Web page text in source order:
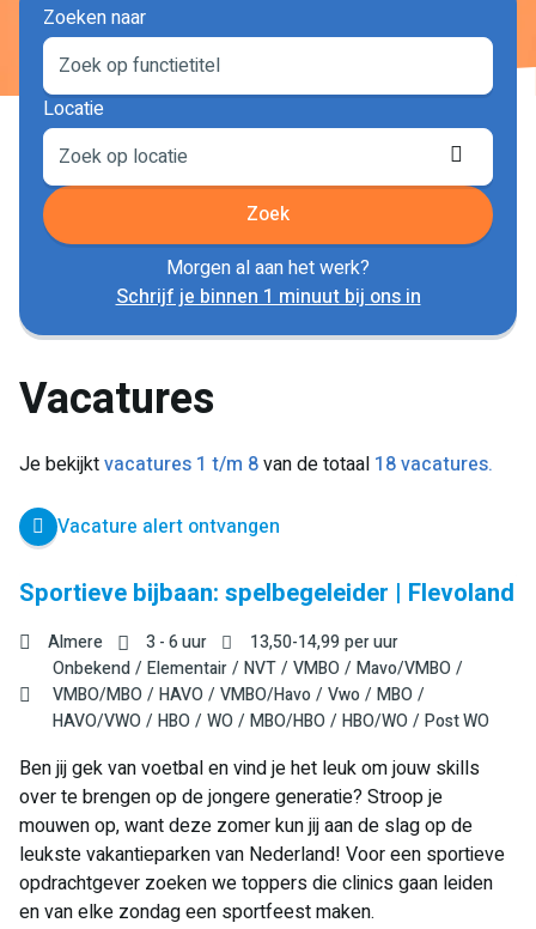
Zoeken naar
Locatie
Zoek
Morgen al aan het werk?
Schrijf je binnen 1 minuut bij ons in
Vacatures
Je bekijktvacatures 1 t/m 8van de totaal 18 vacatures.
Vacature alert ontvangen
Sportieve bijbaan: spelbegeleider | Flevoland
Almere 3 - 6 uur 13,50-14,99per uur
Onbekend
Elementair NVT VMBO
Mavo/VMBO
VMBO/MBO
HAVO VMBO/Havo Vwo
MBO
HAVO/VWO
HBO WO MBO/HBO HBO/WO Post WO
Ben jij gek van voetbal en vind je het leuk om jouw skills
over te brengen op de jongere generatie? Stroop je
mouwen op, want deze zomer kun jij aan de slag op de
leukste vakantieparken van Nederland! Voor een sportieve
opdrachtgever zoeken we toppers die clinics gaan leiden
en van elke zondag een sportfeest maken.